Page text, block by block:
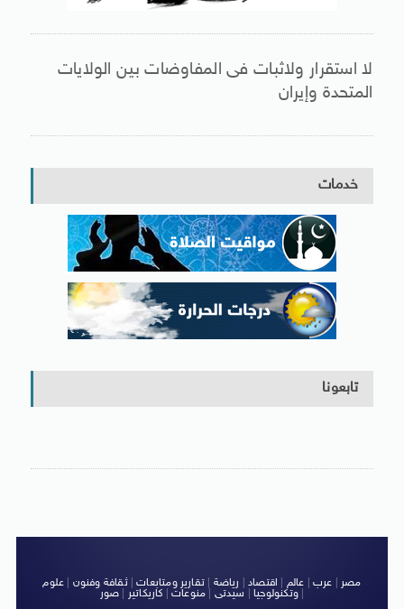
لا استقرار ولاثبات فى المفاوضات بين الولايات
المتحدة وإيران
خدمات
تابعونا
مصر عرب عالم اقتصاد رياضة |تقارير ومتابعات|ثقافة وفنون
علوم
وتكنولوجيا| سيدتى منوعات كاريكاتير صور
|